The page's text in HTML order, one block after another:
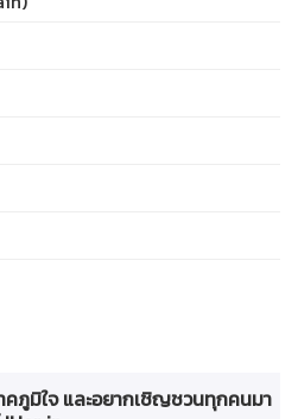
ภูมิใจ และอยากเชิญชวนทุกคนมา